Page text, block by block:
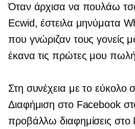
Όταν άρχισα να πουλάω
Ecwid, έστειλα μηνύματα
που γνώριζαν τους γονείς
έκανα τις πρώτες μου
Στη συνέχεια με τοεύκολο
Διαφήμιση στο Facebook
προβάλλω διαφημίσεις στο